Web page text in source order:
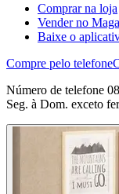
Comprar na loja
Vender no
Baixe o
Compre pelo telefone
Número de telefone
Seg. à Dom. exceto